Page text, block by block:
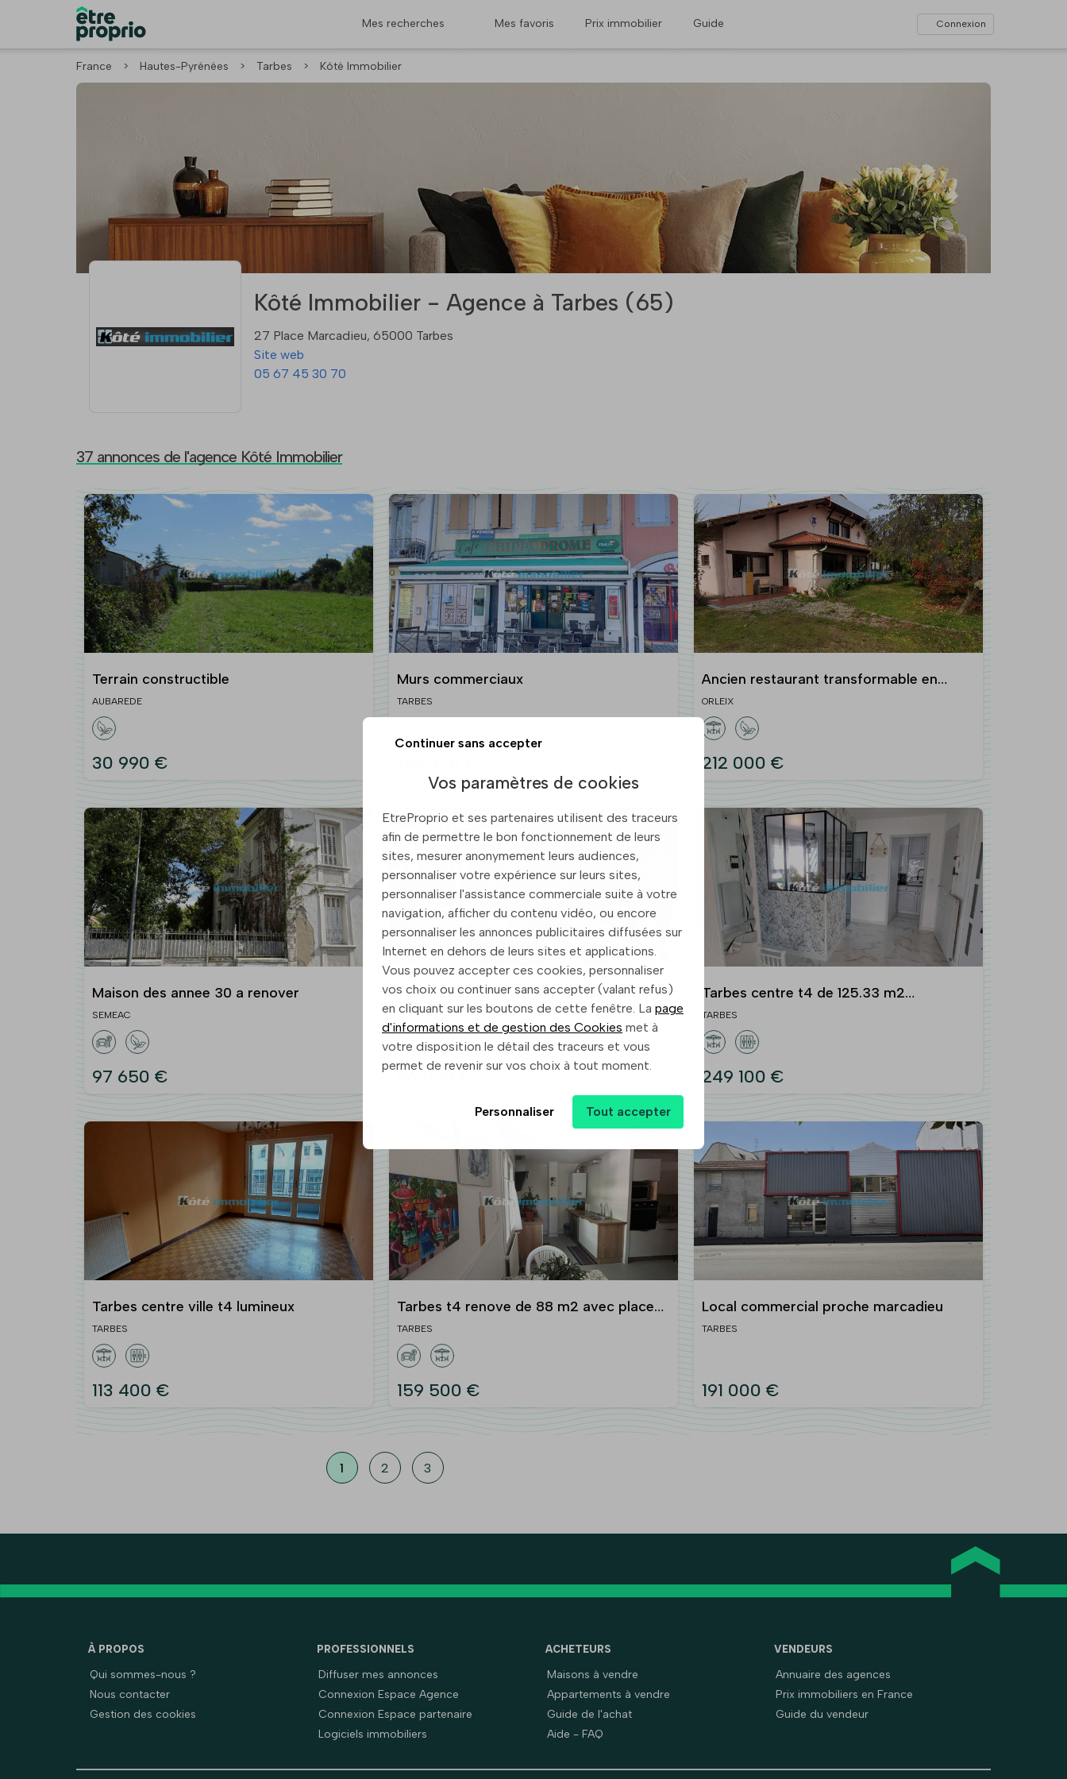
Mes recherches Mes favoris Prix immobilier Guide Connexion
France > Hautes-Pyrénées > Tarbes > Kôté Immobilier
Kôté Immobilier - Agence à Tarbes (65)
27 Place Marcadieu, 65000 Tarbes
Site web
05 67 45 30 70
37 annonces de l'agence Kôté Immobilier
Terrain constructible
AUBAREDE
30 990 €
Murs commerciaux
TARBES
Ancien restaurant transformable en
appartements ou habitation avec espace
nuit a l'etage sur 3000 m2 de terrain
ORLEIX
212 000 €
Maison des annee 30 a renover
SEMEAC
97 650 €
Tarbes t3 plein sud, 3ième etage avec
ascenseur quartier henri iv avec garage
ferme
TARBES
86 800 €
Tarbes centre t4 de 125.33 m2
entierement renove avec balcon filant
TARBES
249 100 €
Tarbes centre ville t4 lumineux
TARBES
113 400 €
Tarbes t4 renove de 88 m2 avec place
de parking privee
TARBES
159 500 €
Local commercial proche marcadieu
TARBES
191 000 €
1 2 3
À PROPOS
Qui sommes-nous ?
Nous contacter
Gestion des cookies
PROFESSIONNELS
Diffuser mes annonces
Connexion Espace Agence
Connexion Espace partenaire
Logiciels immobiliers
ACHETEURS
Maisons à vendre
Appartements à vendre
Guide de l'achat
Aide - FAQ
VENDEURS
Annuaire des agences
Prix immobiliers en France
Guide du vendeur
Continuer sans accepter
Vos paramètres de cookies
EtreProprio et ses partenaires utilisent des traceurs
afin de permettre le bon fonctionnement de leurs
sites, mesurer anonymement leurs audiences,
personnaliser votre expérience sur leurs sites,
personnaliser l'assistance commerciale suite à votre
navigation, afficher du contenu vidéo, ou encore
personnaliser les annonces publicitaires diffusées sur
Internet en dehors de leurs sites et applications.
Vous pouvez accepter ces cookies, personnaliser
vos choix ou continuer sans accepter (valant refus)
en cliquant sur les boutons de cette fenêtre. La page
d'informations et de gestion des Cookies met à
votre disposition le détail des traceurs et vous
permet de revenir sur vos choix à tout moment.
Personnaliser Tout accepter